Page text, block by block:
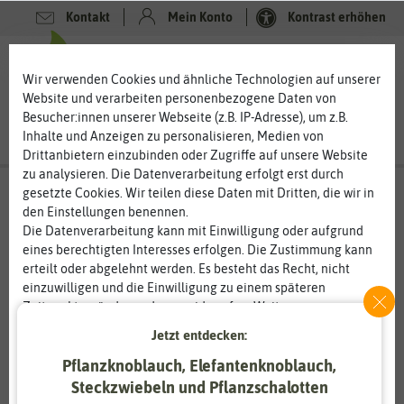
Kontakt Mein Konto Kontrast erhöhen
Wir verwenden Cookies und ähnliche Technologien auf unserer
Website und verarbeiten personenbezogene Daten von
Besucher:innen unserer Webseite (z.B. IP-Adresse), um z.B.
Inhalte und Anzeigen zu personalisieren, Medien von
Drittanbietern einzubinden oder Zugriffe auf unsere Website
zu analysieren. Die Datenverarbeitung erfolgt erst durch
gesetzte Cookies. Wir teilen diese Daten mit Dritten, die wir in
den Einstellungen benennen.
Die Datenverarbeitung kann mit Einwilligung oder aufgrund
eines berechtigten Interesses erfolgen. Die Zustimmung kann
erteilt oder abgelehnt werden. Es besteht das Recht, nicht
einzuwilligen und die Einwilligung zu einem späteren
Zeitpunkt zu ändern oder zu widerrufen. Weitere
den Diensten erklären wir in unsererDaten­schutz­erklärung
Essenziell Statistik
Jetzt entdecken:
Pflanzknoblauch, Elefantenknoblauch,
Steckzwiebeln und Pflanzschalotten